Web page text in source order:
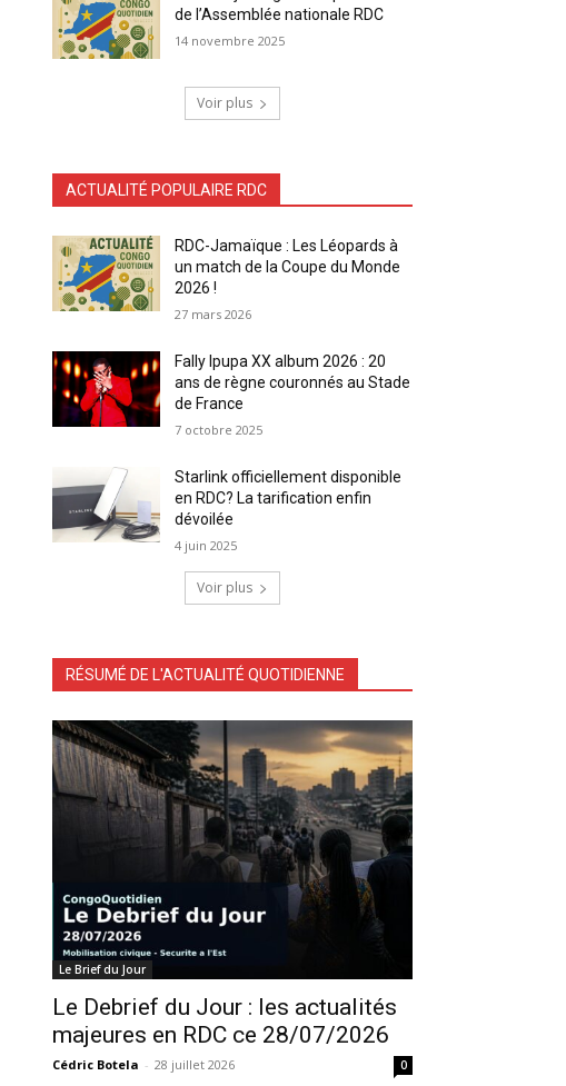
de l’Assemblée nationale RDC
14 novembre 2025
Voir plus
ACTUALITÉ POPULAIRE RDC
RDC-Jamaïque : Les Léopards à
un match de la Coupe du Monde
2026 !
27 mars 2026
Fally Ipupa XX album 2026 : 20
ans de règne couronnés au Stade
de France
7 octobre 2025
Starlink officiellement disponible
en RDC? La tarification enfin
dévoilée
4 juin 2025
Voir plus
RÉSUMÉ DE L'ACTUALITÉ QUOTIDIENNE
Le Brief du Jour
Le Debrief du Jour : les actualités
majeures en RDC ce 28/07/2026
Cédric Botela - 28 juillet 2026 0